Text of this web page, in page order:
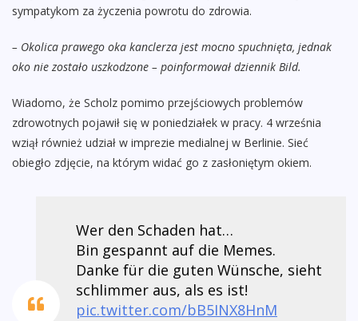
sympatykom za życzenia powrotu do zdrowia.
– Okolica prawego oka kanclerza jest mocno spuchnięta, jednak
oko nie zostało uszkodzone – poinformował dziennik Bild.
Wiadomo, że Scholz pomimo przejściowych problemów
zdrowotnych pojawił się w poniedziałek w pracy. 4 września
wziął również udział w imprezie medialnej w Berlinie. Sieć
obiegło zdjęcie, na którym widać go z zasłoniętym okiem.
Wer den Schaden hat…
Bin gespannt auf die Memes.
Danke für die guten Wünsche, sieht
schlimmer aus, als es ist!
pic.twitter.com/bB5INX8HnM